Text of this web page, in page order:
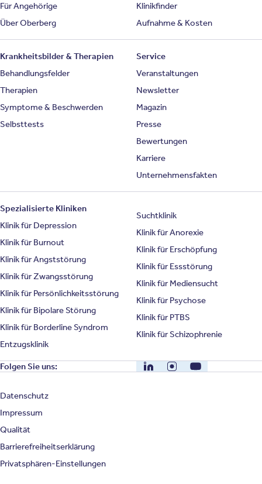
Für Angehörige
Über Oberberg
Klinikfinder
Aufnahme & Kosten
Krankheitsbilder & Therapien
Behandlungsfelder
Therapien
Symptome & Beschwerden
Selbsttests
Service
Veranstaltungen
Newsletter
Magazin
Presse
Bewertungen
Karriere
Unternehmensfakten
Spezialisierte Kliniken
Klinik für Depression
Klinik für Burnout
Klinik für Angststörung
Klinik für Zwangsstörung
Klinik für Persönlichkeitsstörung
Klinik für Bipolare Störung
Klinik für Borderline Syndrom
Entzugsklinik
Suchtklinik
Klinik für Anorexie
Klinik für Erschöpfung
Klinik für Essstörung
Klinik für Mediensucht
Klinik für Psychose
Klinik für PTBS
Klinik für Schizophrenie
Folgen Sie uns: LinkedIn InstagramYouTube
Datenschutz
Impressum
Qualität
Barrierefreiheitserklärung
Privatsphären-Einstellungen